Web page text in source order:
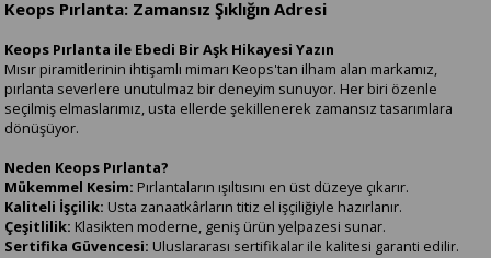
Keops Pırlanta: Zamansız Şıklığın Adresi
Keops Pırlanta ile Ebedi Bir Aşk Hikayesi Yazın
Mısır piramitlerinin ihtişamlı mimarı Keops'tan ilham alan markamız,
pırlanta severlere unutulmaz bir deneyim sunuyor. Her biri özenle
seçilmiş elmaslarımız, usta ellerde şekillenerek zamansız tasarımlara
dönüşüyor.
Neden Keops Pırlanta?
Mükemmel Kesim: Pırlantaların ışıltısını en üst düzeye çıkarır.
Kaliteli İşçilik: Usta zanaatkârların titiz el işçiliğiyle hazırlanır.
Çeşitlilik: Klasikten moderne, geniş ürün yelpazesi sunar.
Sertifika Güvencesi: Uluslararası sertifikalar ile kalitesi garanti edilir.